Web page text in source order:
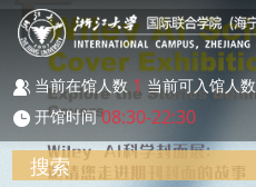
跳转到主要内容
当前在馆人数 1 当前可入馆人数
开馆时间 08:30-22:30
搜索